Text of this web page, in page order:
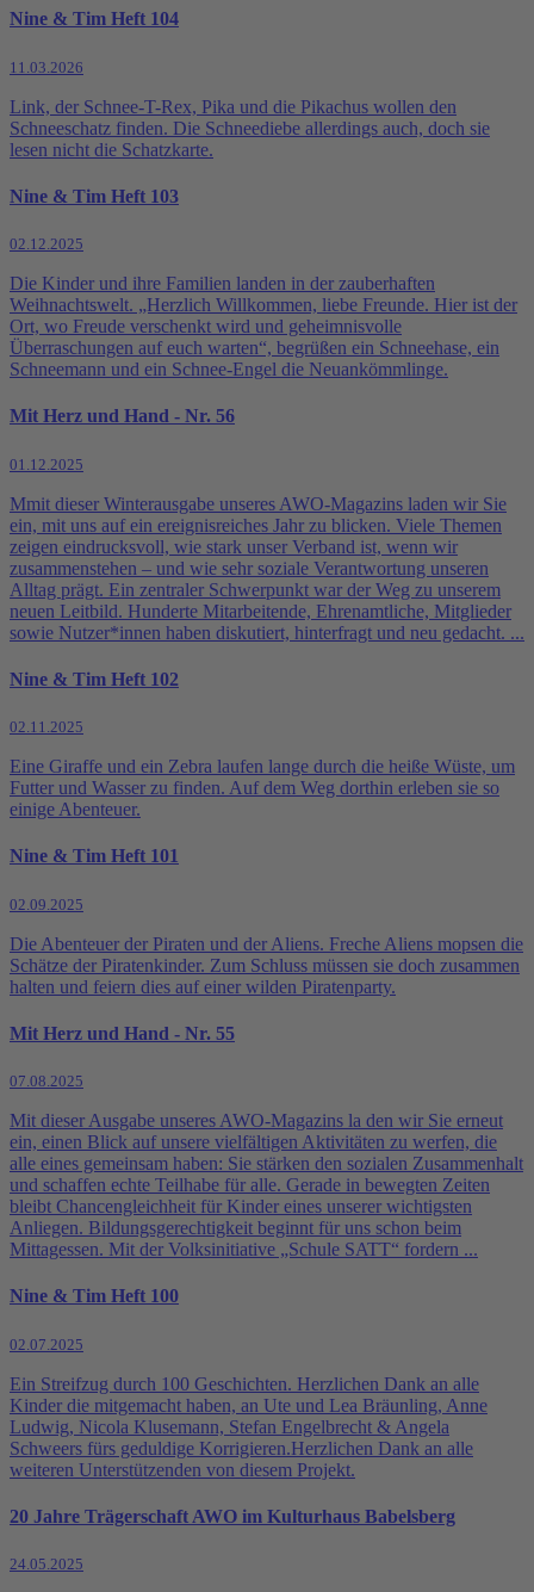
Nine & Tim Heft 104
11.03.2026
Link, der Schnee-T-Rex, Pika und die Pikachus wollen den
Schneeschatz finden. Die Schneediebe allerdings auch, doch sie
lesen nicht die Schatzkarte.
Nine & Tim Heft 103
02.12.2025
Die Kinder und ihre Familien landen in der zauberhaften
Weihnachtswelt. „Herzlich Willkommen, liebe Freunde. Hier ist der
Ort, wo Freude verschenkt wird und geheimnisvolle
Überraschungen auf euch warten“, begrüßen ein Schneehase, ein
Schneemann und ein Schnee-Engel die Neuankömmlinge.
Mit Herz und Hand - Nr. 56
01.12.2025
Mmit dieser Winterausgabe unseres AWO-Magazins laden wir Sie
ein, mit uns auf ein ereignisreiches Jahr zu blicken. Viele Themen
zeigen eindrucksvoll, wie stark unser Verband ist, wenn wir
zusammenstehen – und wie sehr soziale Verantwortung unseren
Alltag prägt. Ein zentraler Schwerpunkt war der Weg zu unserem
neuen Leitbild. Hunderte Mitarbeitende, Ehrenamtliche, Mitglieder
sowie Nutzer*innen haben diskutiert, hinterfragt und neu gedacht. ...
Nine & Tim Heft 102
02.11.2025
Eine Giraffe und ein Zebra laufen lange durch die heiße Wüste, um
Futter und Wasser zu finden. Auf dem Weg dorthin erleben sie so
einige Abenteuer.
Nine & Tim Heft 101
02.09.2025
Die Abenteuer der Piraten und der Aliens. Freche Aliens mopsen die
Schätze der Piratenkinder. Zum Schluss müssen sie doch zusammen
halten und feiern dies auf einer wilden Piratenparty.
Mit Herz und Hand - Nr. 55
07.08.2025
Mit dieser Ausgabe unseres AWO-Magazins la den wir Sie erneut
ein, einen Blick auf unsere vielfältigen Aktivitäten zu werfen, die
alle eines gemeinsam haben: Sie stärken den sozialen Zusammenhalt
und schaffen echte Teilhabe für alle. Gerade in bewegten Zeiten
bleibt Chancengleichheit für Kinder eines unserer wichtigsten
Anliegen. Bildungsgerechtigkeit beginnt für uns schon beim
Mittagessen. Mit der Volksinitiative „Schule SATT“ fordern ...
Nine & Tim Heft 100
02.07.2025
Ein Streifzug durch 100 Geschichten. Herzlichen Dank an alle
Kinder die mitgemacht haben, an Ute und Lea Bräunling, Anne
Ludwig, Nicola Klusemann, Stefan Engelbrecht & Angela
Schweers fürs geduldige Korrigieren.Herzlichen Dank an alle
weiteren Unterstützenden von diesem Projekt.
20 Jahre Trägerschaft AWO im Kulturhaus Babelsberg
24.05.2025